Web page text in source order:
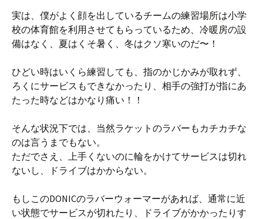
実は、僕がよく顔を出しているチームの練習場所は小学
校の体育館を利用させてもらっているため、冷暖房の設
備はなく、夏はくそ暑く、冬はクソ寒いのだ〜！
ひどい時はいくら練習しても、指のかじかみが取れず、
ろくにサービスもできなかったり、相手の強打が指にあ
たった時などはかなり痛い！！
そんな状況下では、当然ラケットのラバーもカチカチな
のは言うまでもない。
ただでさえ、上手くないのに輪をかけてサービスは切れ
ないし、ドライブはかからない。
もしこのDONICのラバーウォーマーがあれば、通常に近
い状態でサービスが切れたり、ドライブがかかったりす